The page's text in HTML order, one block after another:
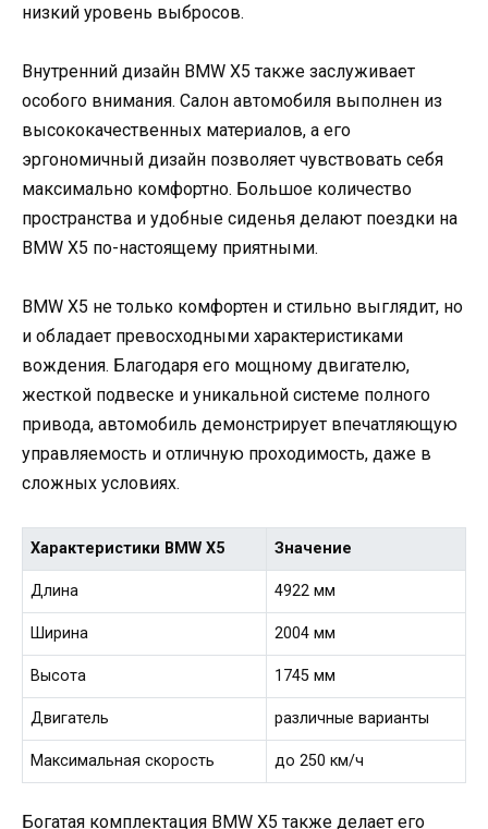
низкий уровень выбросов.
Внутренний дизайн BMW X5 также заслуживает
особого внимания. Салон автомобиля выполнен из
высококачественных материалов, а его
эргономичный дизайн позволяет чувствовать себя
максимально комфортно. Большое количество
пространства и удобные сиденья делают поездки на
BMW X5 по-настоящему приятными.
BMW X5 не только комфортен и стильно выглядит, но
и обладает превосходными характеристиками
вождения. Благодаря его мощному двигателю,
жесткой подвеске и уникальной системе полного
привода, автомобиль демонстрирует впечатляющую
управляемость и отличную проходимость, даже в
сложных условиях.
Характеристики BMW X5 Значение
Длина 4922 мм
Ширина 2004 мм
Высота 1745 мм
Двигатель различные варианты
Максимальная скорость до 250 км/ч
Богатая комплектация BMW X5 также делает его